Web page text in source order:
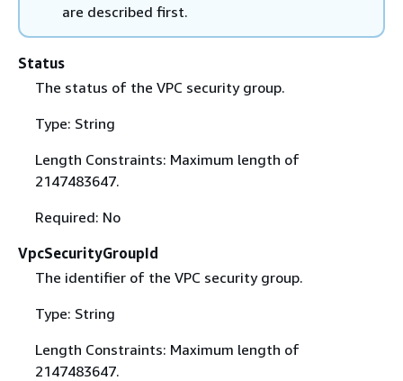
are described first.
Status
The status of the VPC security group.
Type: String
Length Constraints: Maximum length of
2147483647.
Required: No
VpcSecurityGroupId
The identifier of the VPC security group.
Type: String
Length Constraints: Maximum length of
2147483647.